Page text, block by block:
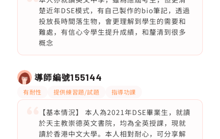
楚近年DSE模式，有自己製作的bio筆記，透過
投放長時間落生物，會更理解到學生的需要和
難處，有信心令學生提升成績，和釐清到很多
概念
導師編號155144
有耐性 提供練習題/試題 指導功課
【基本情況】 本人為2021年DSE畢業生，就讀
於天主教崇德英文書院，均為全英授課，現就
讀於香港中文大學。本人相對耐心，可分享解